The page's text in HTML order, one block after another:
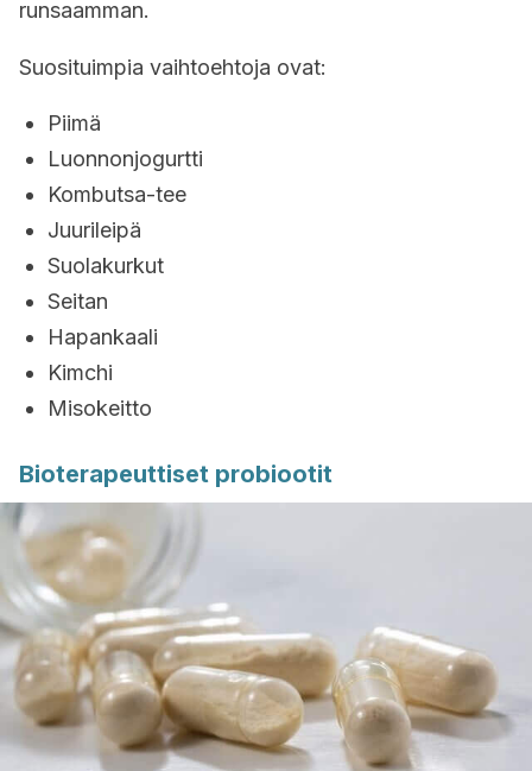
runsaamman.
Suosituimpia vaihtoehtoja ovat:
Piimä
Luonnonjogurtti
Kombutsa-tee
Juurileipä
Suolakurkut
Seitan
Hapankaali
Kimchi
Misokeitto
Bioterapeuttiset probiootit